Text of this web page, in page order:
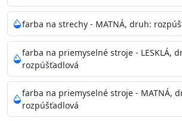
pri relatívnej vlhkosti nad 80%.
Nepoužitá farba vyžaduje špeciálne
bezpečnú likvidáciu.
Riedenie: do 10% vodou, podľa
Doba schnutia na dotyk
farba na strechy - MATNÁ, druh:
farba na priemyselné stroje - LESKLÁ,
rozpúšťadlová
farba na priemyselné stroje - MATNÁ,
rozpúšťadlová